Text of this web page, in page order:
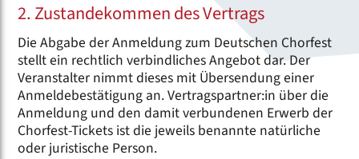
2. Zustandekommen des Vertrags
Die Abgabe der Anmeldung zum Deutschen Chorfest
stellt ein rechtlich verbindliches Angebot dar. Der
Veranstalter nimmt dieses mit Übersendung einer
Anmeldebestätigung an. Vertragspartner:in über die
Anmeldung und den damit verbundenen Erwerb der
Chorfest-Tickets ist die jeweils benannte natürliche
oder juristische Person.